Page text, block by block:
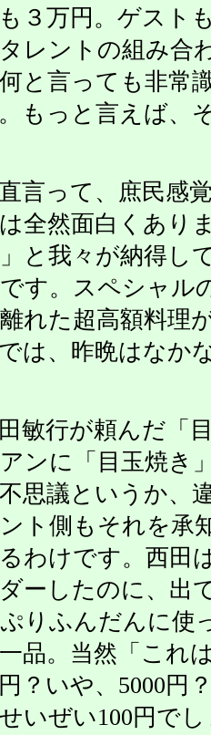
３万円。ゲスト
レントの組み合
と言っても非常
もっと言えば、
言って、庶民感
全然面白くあり
と我々が納得し
す。スペシャル
れた超高額料理
は、昨晩はなか
敏行が頼んだ「
ンに「目玉焼き
思議というか、
ト側もそれを承
わけです。西田
ーしたのに、出
りふんだんに使
品。当然「これ
？いや、5000円
いぜい100円で